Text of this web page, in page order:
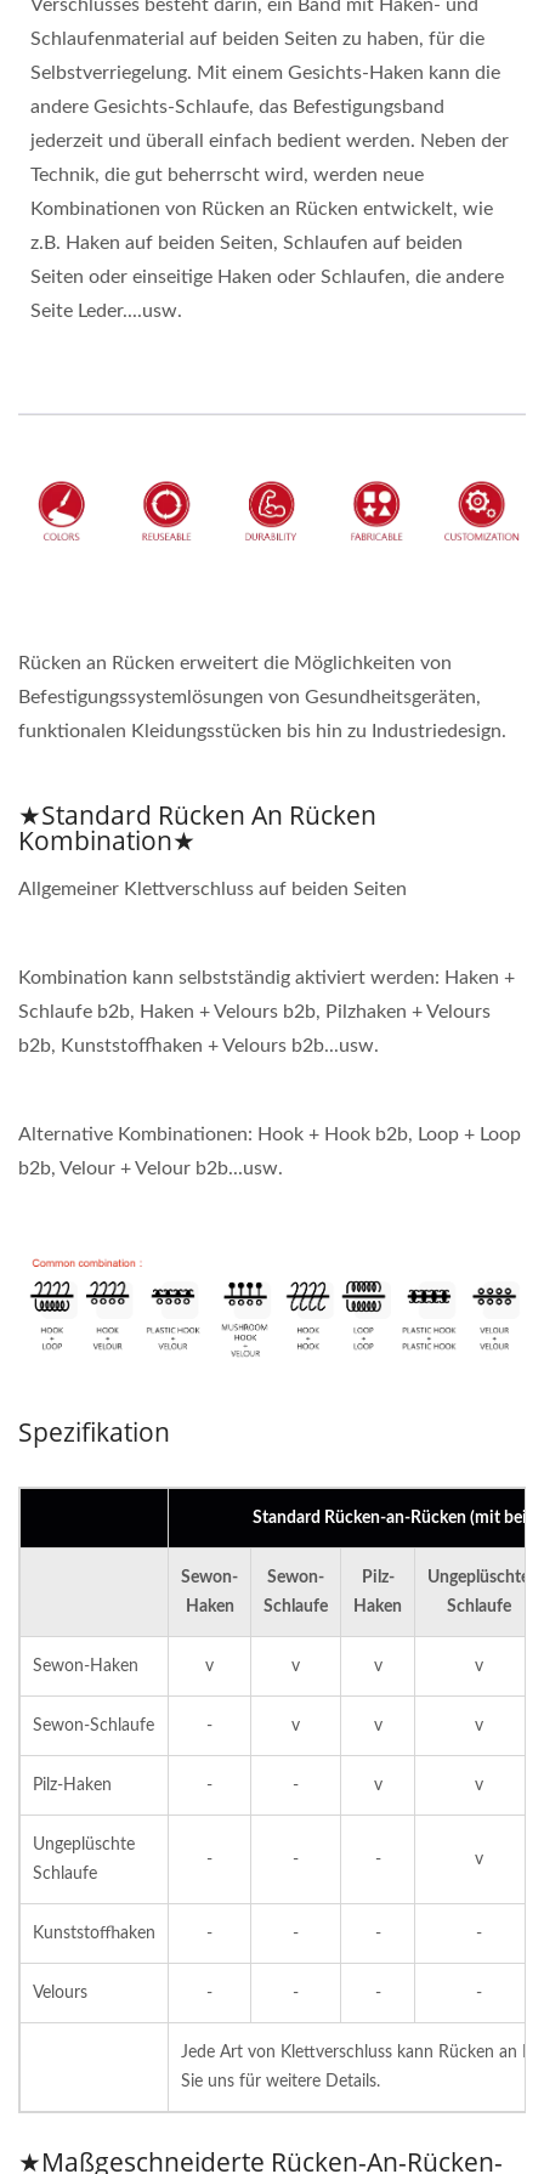
Verschlusses besteht darin, ein Band mit Haken- und
Schlaufenmaterial auf beiden Seiten zu haben, für die
Selbstverriegelung. Mit einem Gesichts-Haken kann die
andere Gesichts-Schlaufe, das Befestigungsband
jederzeit und überall einfach bedient werden. Neben der
Technik, die gut beherrscht wird, werden neue
Kombinationen von Rücken an Rücken entwickelt, wie
z.B. Haken auf beiden Seiten, Schlaufen auf beiden
Seiten oder einseitige Haken oder Schlaufen, die andere
Seite Leder....usw.
Rücken an Rücken erweitert die Möglichkeiten von
Befestigungssystemlösungen von Gesundheitsgeräten,
funktionalen Kleidungsstücken bis hin zu Industriedesign.
★Standard Rücken An Rücken
Kombination★
Allgemeiner Klettverschluss auf beiden Seiten
Kombination kann selbstständig aktiviert werden: Haken +
Schlaufe b2b, Haken + Velours b2b, Pilzhaken + Velours
b2b, Kunststoffhaken + Velours b2b...usw.
Alternative Kombinationen: Hook + Hook b2b, Loop + Loop
b2b, Velour + Velour b2b...usw.
Spezifikation
Standard Rücken-an-Rücken (mit
Sewon-
Haken
Sewon-
Schlaufe
Pilz-
Haken
Ungeplüschte
Schlaufe
Sewon-Haken v v v v
Sewon-Schlaufe - v v v
Pilz-Haken - - v v
Ungeplüschte
Schlaufe
- - - v
Kunststoffhaken - - - -
Velours - - - -
Jede Art von Klettverschluss kann Rücken an
Sie uns für weitere Details.
★Maßgeschneiderte Rücken-An-Rücken-